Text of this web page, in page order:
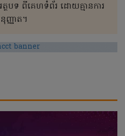
ថបទ ពីគេហទំព័រ ដោយគ្មានការ
ញ្ញាត។